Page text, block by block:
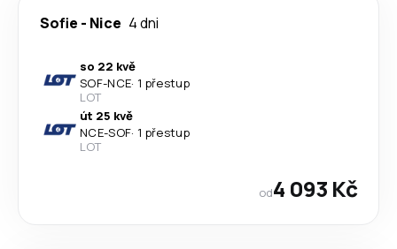
Sofie - Nice 4 dni
so 22 kvě
SOF-NCE· 1 přestup
LOT
út 25 kvě
NCE-SOF· 1 přestup
LOT
od4 093 Kč